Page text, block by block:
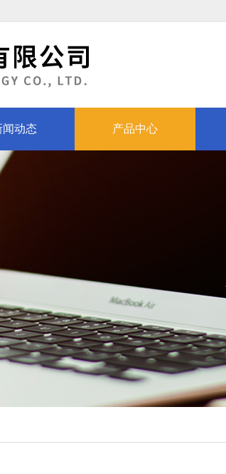
闻动态 产品中心